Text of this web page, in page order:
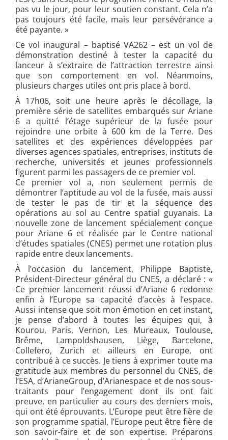
pas vu le jour, pour leur soutien constant. Cela n’a
pas toujours été facile, mais leur persévérance a
été payante. »
Ce vol inaugural – baptisé VA262 – est un vol de
démonstration destiné à tester la capacité du
lanceur à s’extraire de l’attraction terrestre ainsi
que son comportement en vol. Néanmoins,
plusieurs charges utiles ont pris place à bord.
À 17h06, soit une heure après le décollage, la
première série de satellites embarqués sur Ariane
6 a quitté l’étage supérieur de la fusée pour
rejoindre une orbite à 600 km de la Terre. Des
satellites et des expériences développées par
diverses agences spatiales, entreprises, instituts de
recherche, universités et jeunes professionnels
figurent parmi les passagers de ce premier vol.
Ce premier vol a, non seulement permis de
démontrer l’aptitude au vol de la fusée, mais aussi
de tester le pas de tir et la séquence des
opérations au sol au Centre spatial guyanais. La
nouvelle zone de lancement spécialement conçue
pour Ariane 6 et réalisée par le Centre national
d’études spatiales (CNES) permet une rotation plus
rapide entre deux lancements.
À l’occasion du lancement, Philippe Baptiste,
Président-Directeur général du CNES, a déclaré : «
Ce premier lancement réussi d’Ariane 6 redonne
enfin à l’Europe sa capacité d’accès à l’espace.
Aussi intense que soit mon émotion en cet instant,
je pense d’abord à toutes les équipes qui, à
Kourou, Paris, Vernon, Les Mureaux, Toulouse,
Brême, Lampoldshausen, Liège, Barcelone,
Collefero, Zurich et ailleurs en Europe, ont
contribué à ce succès. Je tiens à exprimer toute ma
gratitude aux membres du personnel du CNES, de
l’ESA, d’ArianeGroup, d’Arianespace et de nos sous-
traitants pour l’engagement dont ils ont fait
preuve, en particulier au cours des derniers mois,
qui ont été éprouvants. L’Europe peut être fière de
son programme spatial, l’Europe peut être fière de
son savoir-faire et de son expertise. Préparons